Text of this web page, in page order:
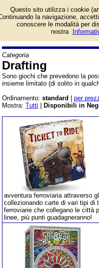
Categoria
Drafting
Sono giochi che prevedono la
insieme limitato (di solito in
Ordinamento: standard per
Mostra: Tutti Disponibili in
avventura ferroviaria attraverso
collezionando carte di vari tipi di
ferroviarie che collegano le città
linee, più punti guadagneranno!
Questo sito utilizza i cookie
la navigazione,
conoscere le modalità per
nostra